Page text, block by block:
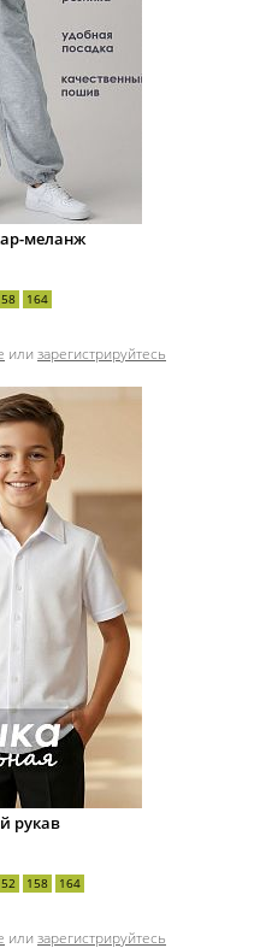
меланж
164
или зарегистрируйтесь
рукав
158 164
или зарегистрируйтесь